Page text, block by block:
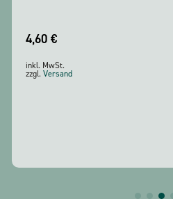
4,60 €
inkl. MwSt.
zzgl. Versand